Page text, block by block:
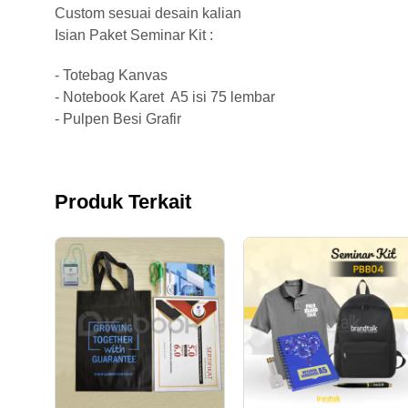
Custom sesuai desain kalian
Isian Paket Seminar Kit :
- Totebag Kanvas
- Notebook Karet A5 isi 75 lembar
- Pulpen Besi Grafir
Produk Terkait